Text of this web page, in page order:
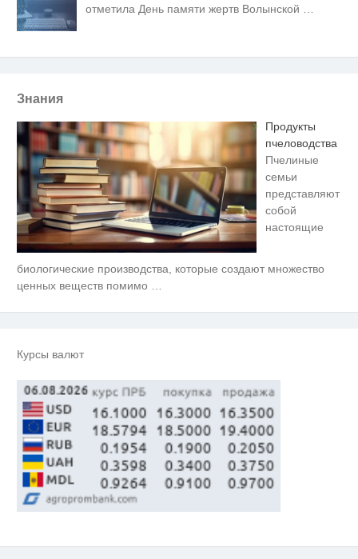
отметила День памяти жертв Волынской …
Знания
Продукты
пчеловодства
Пчелиные
семьи
представляют
собой
настоящие
биологические производства, которые создают множество
ценных веществ помимо …
Курсы валют
i
Этот танец невесты оставит вас
без слов! Пересмотрела 10 раз
не оставит равнодушным